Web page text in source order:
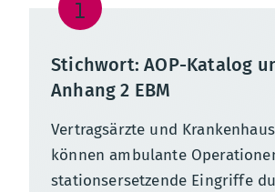
Stichwort: AOP-Katalog
Anhang 2 EBM
Vertragsärzte und
können ambulante
stationsersetzende Eingriffe